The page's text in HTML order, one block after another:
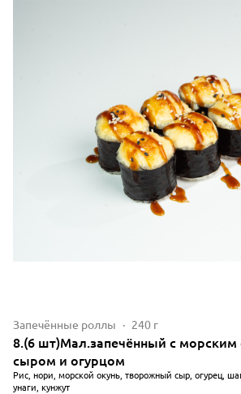
Запечённые роллы 240 г
8.(6 шт)Мал.запечённый с морским
сыром и огурцом
Рис, нори, морской окунь, творожный сыр, огурец,
унаги, кунжут